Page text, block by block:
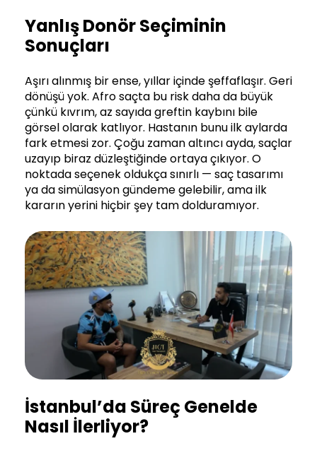
Yanlış Donör Seçiminin
Sonuçları
Aşırı alınmış bir ense, yıllar içinde şeffaflaşır. Geri
dönüşü yok. Afro saçta bu risk daha da büyük
çünkü kıvrım, az sayıda greftin kaybını bile
görsel olarak katlıyor. Hastanın bunu ilk aylarda
fark etmesi zor. Çoğu zaman altıncı ayda, saçlar
uzayıp biraz düzleştiğinde ortaya çıkıyor. O
noktada seçenek oldukça sınırlı — saç tasarımı
ya da simülasyon gündeme gelebilir, ama ilk
kararın yerini hiçbir şey tam dolduramıyor.
İstanbul’da Süreç Genelde
Nasıl İlerliyor?